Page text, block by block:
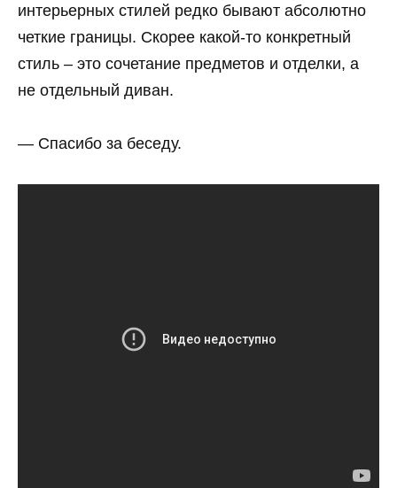
интерьерных стилей редко бывают абсолютно
четкие границы. Скорее какой-то конкретный
стиль – это сочетание предметов и отделки, а
не отдельный диван.
— Спасибо за беседу.